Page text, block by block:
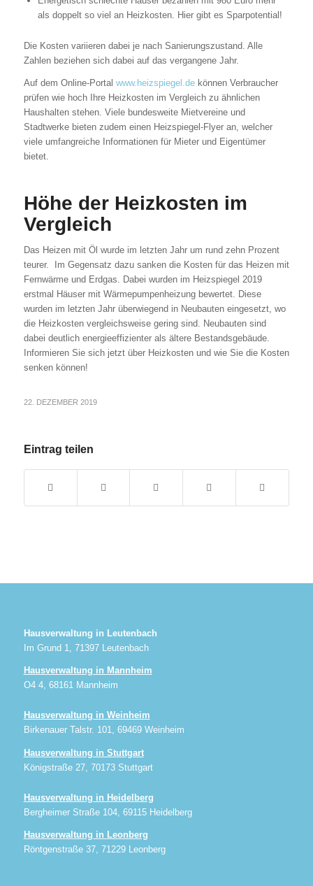
als doppelt so viel an Heizkosten. Hier gibt es Sparpotential!
Die Kosten variieren dabei je nach Sanierungszustand. Alle
Zahlen beziehen sich dabei auf das vergangene Jahr.
Auf dem Online-Portal www.heizspiegel.dekönnen Verbraucher
prüfen wie hoch Ihre Heizkosten im Vergleich zu ähnlichen
Haushalten stehen. Viele bundesweite Mietvereine und
Stadtwerke bieten zudem einen Heizspiegel-Flyer an, welcher
viele umfangreiche Informationen für Mieter und Eigentümer
bietet.
Höhe der Heizkosten im
Vergleich
Das Heizen mit Öl wurde im letzten Jahr um rund zehn Prozent
teurer. Im Gegensatz dazu sanken die Kosten für das Heizen mit
Fernwärme und Erdgas. Dabei wurden im Heizspiegel 2019
erstmal Häuser mit Wärmepumpenheizung bewertet. Diese
wurden im letzten Jahr überwiegend in Neubauten eingesetzt, wo
die Heizkosten vergleichsweise gering sind. Neubauten sind
dabei deutlich energieeffizienter als ältere Bestandsgebäude.
Informieren Sie sich jetzt über Heizkosten und wie Sie die Kosten
senken können!
22. DEZEMBER 2019
Eintrag teilen
Hausverwaltung in Leutenbach
Im Grund 1, 71397 Leutenbach
Hausverwaltung in Mannheim
O4 4, 68161 Mannheim
Hausverwaltung in Weinheim
Birkenauer Talstr. 101, 69469 Weinheim
Hausverwaltung in Stuttgart
Königstraße 27, 70173 Stuttgart
Hausverwaltung in Heidelberg
Bergheimer Straße 104, 69115 Heidelberg
Hausverwaltung in Leonberg
Röntgenstraße 37, 71229 Leonberg